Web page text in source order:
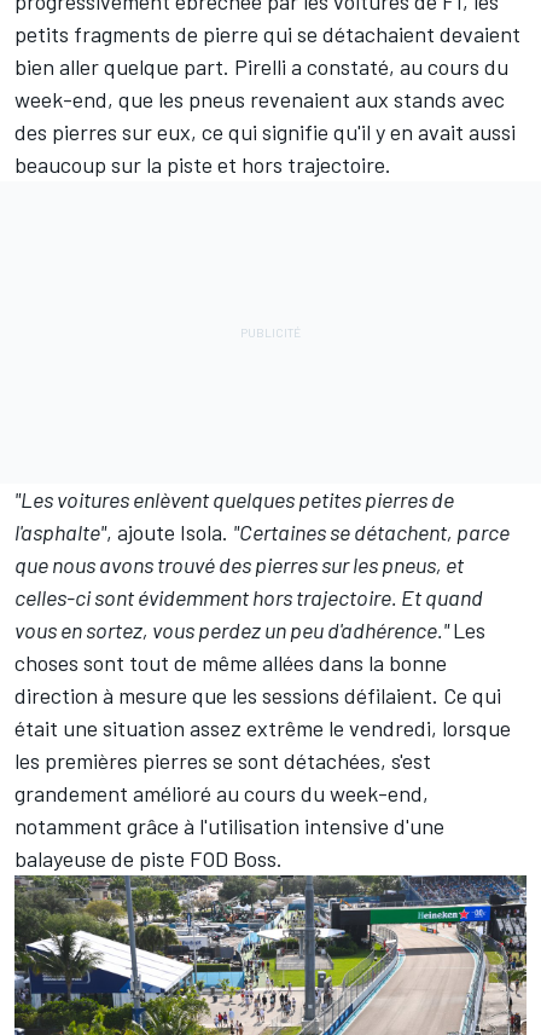
petits fragments de pierre qui se détachaient devaient
bien aller quelque part. Pirelli a constaté, au cours du
week-end, que les pneus revenaient aux stands avec
des pierres sur eux, ce qui signifie qu'il y en avait aussi
beaucoup sur la piste et hors trajectoire.
"Les voitures enlèvent quelques petites pierres de
l'asphalte", ajoute Isola. "Certaines se détachent, parce
que nous avons trouvé des pierres sur les pneus, et
celles-ci sont évidemment hors trajectoire. Et quand
vous en sortez, vous perdez un peu d'adhérence."Les
choses sont tout de même allées dans la bonne
direction à mesure que les sessions défilaient. Ce qui
était une situation assez extrême le vendredi, lorsque
les premières pierres se sont détachées, s'est
grandement amélioré au cours du week-end,
notamment grâce à l'utilisation intensive d'une
balayeuse de piste FOD Boss.